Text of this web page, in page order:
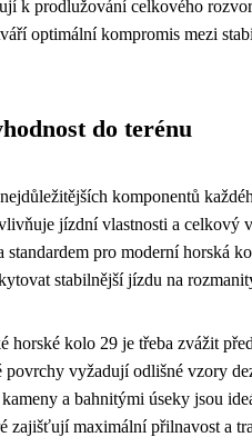
k prodlužování celkového
optimální kompromis mezi
do terénu
komponentů
jízdní vlastnosti a celkový
standardem pro moderní horská
stabilnější jízdu na
horské kolo 29 je třeba zvážit
povrchy vyžadují odlišné vzory
a bahnitými úseky jsou
zajišťují maximální přilnavost a